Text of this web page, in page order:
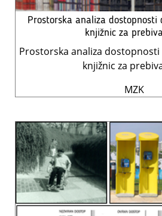
Prostorska analiza dostopnosti
knjižnic za
Prostorska analiza
knjižnic za
MZK